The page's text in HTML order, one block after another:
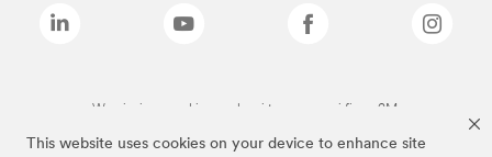
This website uses cookies on your device to enhance site
Wymienione marki są znakami towarowymi firmy 3M.